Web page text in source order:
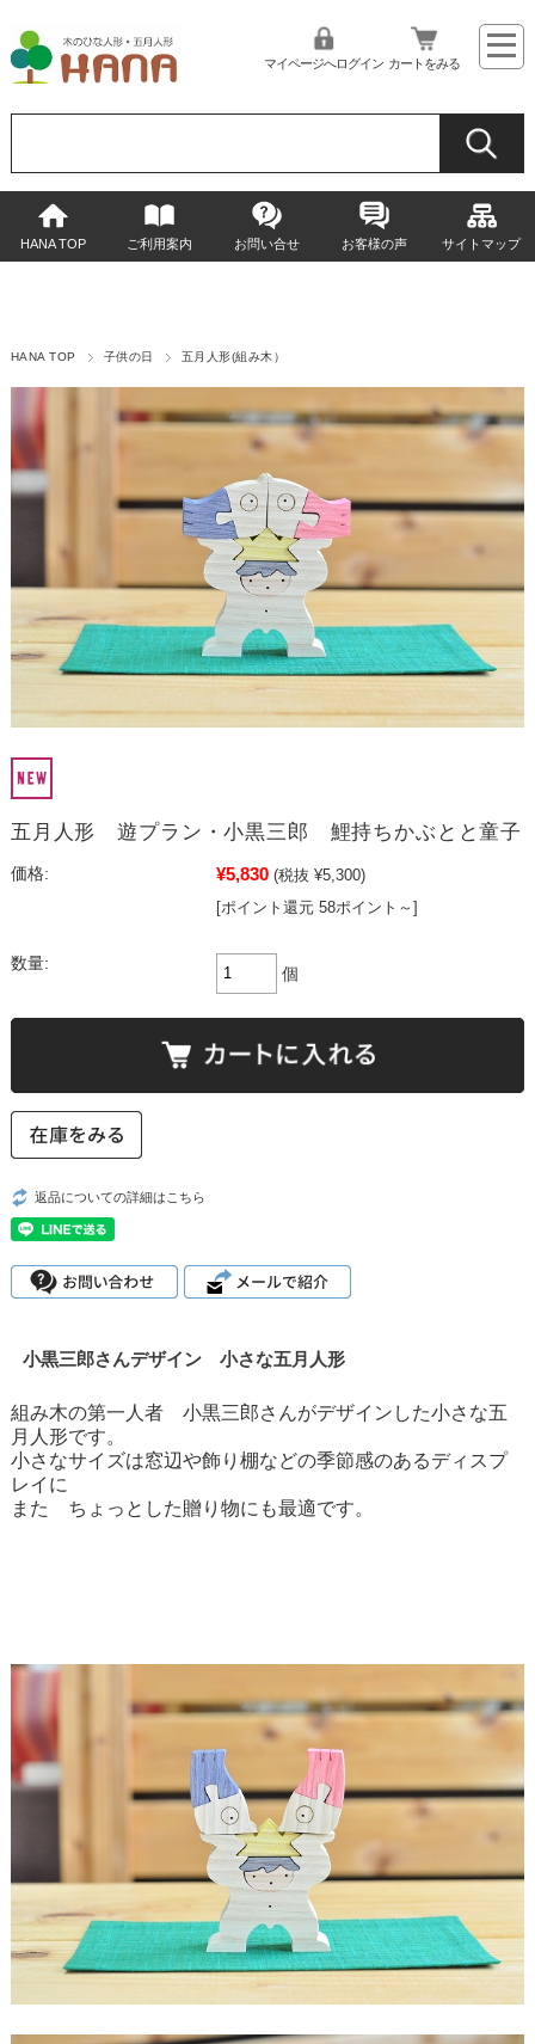
マイページへログイン カートをみる
HANA TOP ご利用案内 お問い合せ お客様の声 サイトマップ
HANA TOP 子供の日 五月人形(組み木）
五月人形 遊プラン・小黒三郎 鯉持ちかぶとと童子
価格: ¥5,830 (税抜 ¥5,300)
[ポイント還元 58ポイント～]
数量:
個
返品についての詳細はこちら
小黒三郎さんデザイン 小さな五月人形
組み木の第一人者 小黒三郎さんがデザインした小さな五
月人形です。
小さなサイズは窓辺や飾り棚などの季節感のあるディスプ
レイに
また ちょっとした贈り物にも最適です。